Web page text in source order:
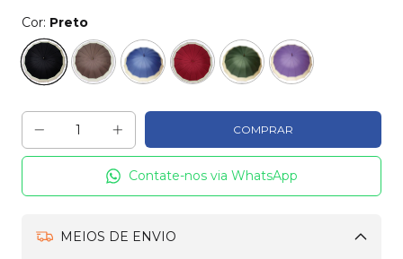
Cor: Preto
Contate-nos via WhatsApp
MEIOS DE ENVIO